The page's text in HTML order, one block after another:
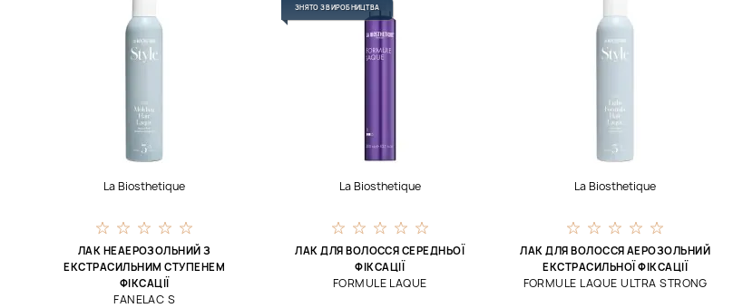
La Biosthetique
ЛАК НЕАЕРОЗОЛЬНИЙ З
ЕКСТРАСИЛЬНИМ СТУПЕНЕМ
ФІКСАЦІЇ
FANELAC S
ЗНЯТО З ВИРОБНИЦТВА
La Biosthetique
ЛАК ДЛЯ ВОЛОССЯ СЕРЕДНЬОЇ
ФІКСАЦІЇ
FORMULE LAQUE
La Biosthetique
ЛАК ДЛЯ ВОЛОССЯ АЕРОЗОЛЬНИЙ
ЕКСТРАСИЛЬНОЇ ФІКСАЦІЇ
FORMULE LAQUE ULTRA STRONG